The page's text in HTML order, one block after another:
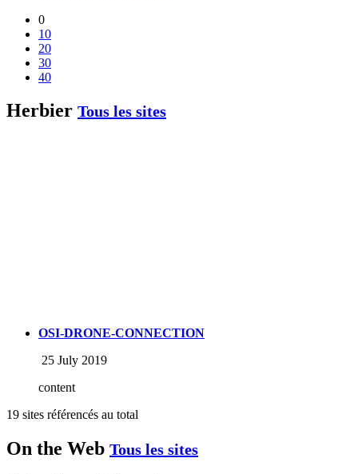
0
10
20
30
40
Herbier Tous les sites
OSI-DRONE-CONNECTION
25 July 2019
content
19 sites référencés au total
On the Web Tous les sites